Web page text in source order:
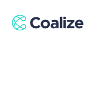
Relógios de